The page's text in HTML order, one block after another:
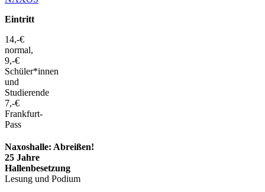
Eintritt
14,-€
normal,
9,-€
Schüler*innen
und
Studierende
7,-€
Frankfurt-
Pass
Naxoshalle: Abreißen!
25 Jahre
Hallenbesetzung
Lesung und Podium